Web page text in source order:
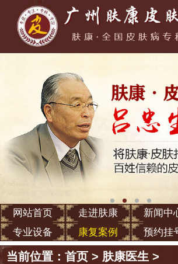
网站首页 走进肤康 新闻中
专业设备
康复案例 预约挂
当前位置：首页 > 肤康医生 >